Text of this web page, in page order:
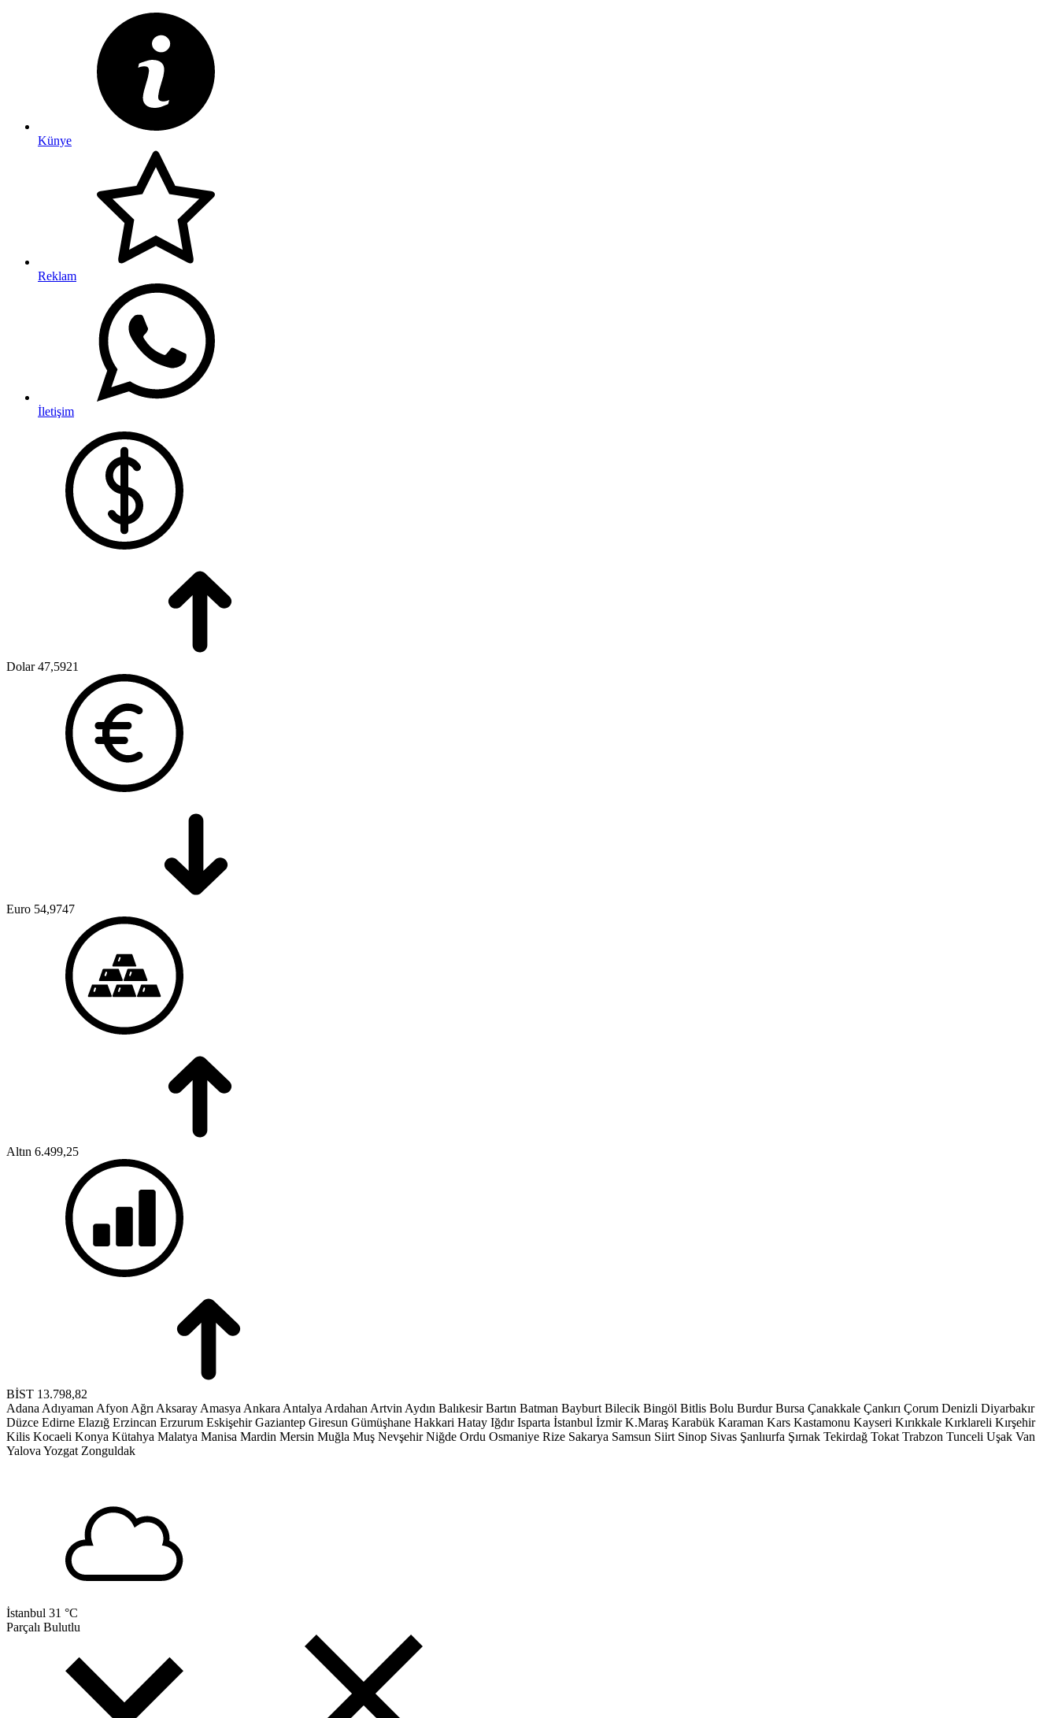
Künye
Reklam
İletişim
Dolar 47,5921
Euro 54,9747
Altın 6.499,25
BİST 13.798,82
Adana Adıyaman Afyon Ağrı Aksaray Amasya Ankara Antalya Ardahan Artvin Aydın Balıkesir Bartın Batman Bayburt Bilecik Bingöl Bitlis Bolu Burdur Bursa Çanakkale Çankırı Çorum Denizli Diyarbakır
Düzce Edirne Elazığ Erzincan Erzurum Eskişehir Gaziantep Giresun Gümüşhane Hakkari Hatay Iğdır Isparta İstanbul İzmir K.Maraş Karabük Karaman Kars Kastamonu Kayseri Kırıkkale Kırklareli Kırşehir
Kilis Kocaeli Konya Kütahya Malatya Manisa Mardin Mersin Muğla Muş Nevşehir Niğde Ordu Osmaniye Rize Sakarya Samsun Siirt Sinop Sivas Şanlıurfa Şırnak Tekirdağ Tokat Trabzon Tunceli Uşak Van
Yalova Yozgat Zonguldak
İstanbul 31 °C
Parçalı Bulutlu